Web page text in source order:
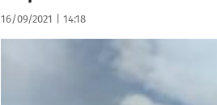
16/09/2021 14:18